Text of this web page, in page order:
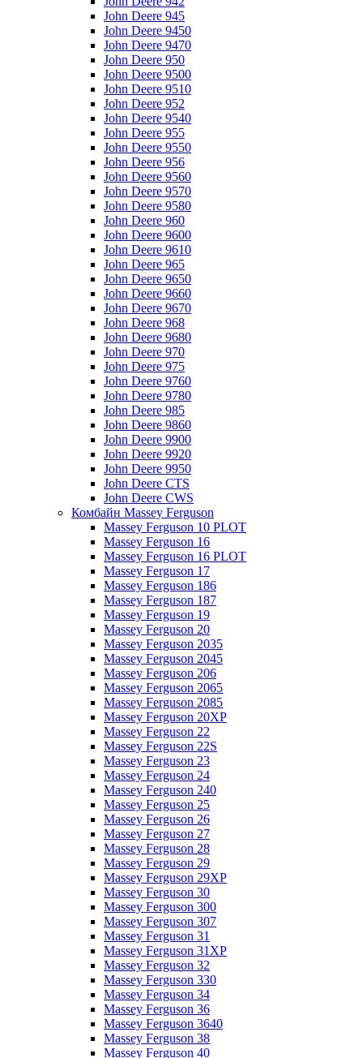
John Deere 945
John Deere 9450
John Deere 9470
John Deere 950
John Deere 9500
John Deere 9510
John Deere 952
John Deere 9540
John Deere 955
John Deere 9550
John Deere 956
John Deere 9560
John Deere 9570
John Deere 9580
John Deere 960
John Deere 9600
John Deere 9610
John Deere 965
John Deere 9650
John Deere 9660
John Deere 9670
John Deere 968
John Deere 9680
John Deere 970
John Deere 975
John Deere 9760
John Deere 9780
John Deere 985
John Deere 9860
John Deere 9900
John Deere 9920
John Deere 9950
John Deere CTS
John Deere CWS
Комбайн Massey Ferguson
Massey Ferguson 10 PLOT
Massey Ferguson 16
Massey Ferguson 16 PLOT
Massey Ferguson 17
Massey Ferguson 186
Massey Ferguson 187
Massey Ferguson 19
Massey Ferguson 20
Massey Ferguson 2035
Massey Ferguson 2045
Massey Ferguson 206
Massey Ferguson 2065
Massey Ferguson 2085
Massey Ferguson 20XP
Massey Ferguson 22
Massey Ferguson 22S
Massey Ferguson 23
Massey Ferguson 24
Massey Ferguson 240
Massey Ferguson 25
Massey Ferguson 26
Massey Ferguson 27
Massey Ferguson 28
Massey Ferguson 29
Massey Ferguson 29XP
Massey Ferguson 30
Massey Ferguson 300
Massey Ferguson 307
Massey Ferguson 31
Massey Ferguson 31XP
Massey Ferguson 32
Massey Ferguson 330
Massey Ferguson 34
Massey Ferguson 36
Massey Ferguson 3640
Massey Ferguson 38
Massey Ferguson 40